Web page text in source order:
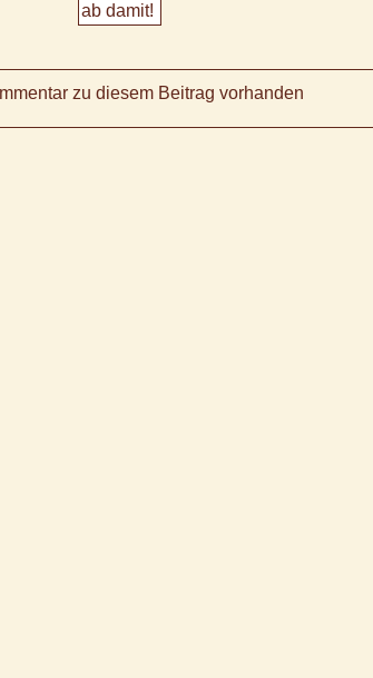
zu diesem Beitrag vorhanden